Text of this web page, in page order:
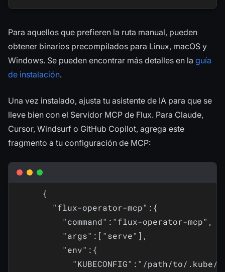
Para aquellos que prefieren la ruta manual, pueden
obtener binarios precompilados para Linux, macOS y
Windows. Se pueden encontrar más detalles en la guía
de instalación.
Una vez instalado, ajusta tu asistente de IA para que se
lleve bien con el Servidor MCP de Flux. Para Claude,
Cursor, Windsurf o GitHub Copilot, agrega este
fragmento a tu configuración de MCP:
{
  "flux-operator-mcp":{
    "command":"flux-operator-mcp",
    "args":["serve"],
    "env":{
"KUBECONFIG":"/path/to/.kube/